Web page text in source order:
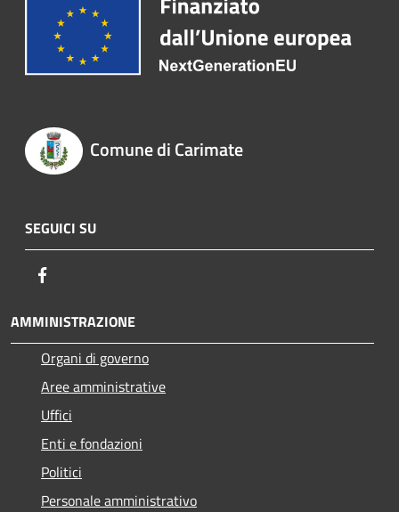
Comune di Carimate
SEGUICI SU
AMMINISTRAZIONE
Organi di governo
Aree amministrative
Uffici
Enti e fondazioni
Politici
Personale amministrativo